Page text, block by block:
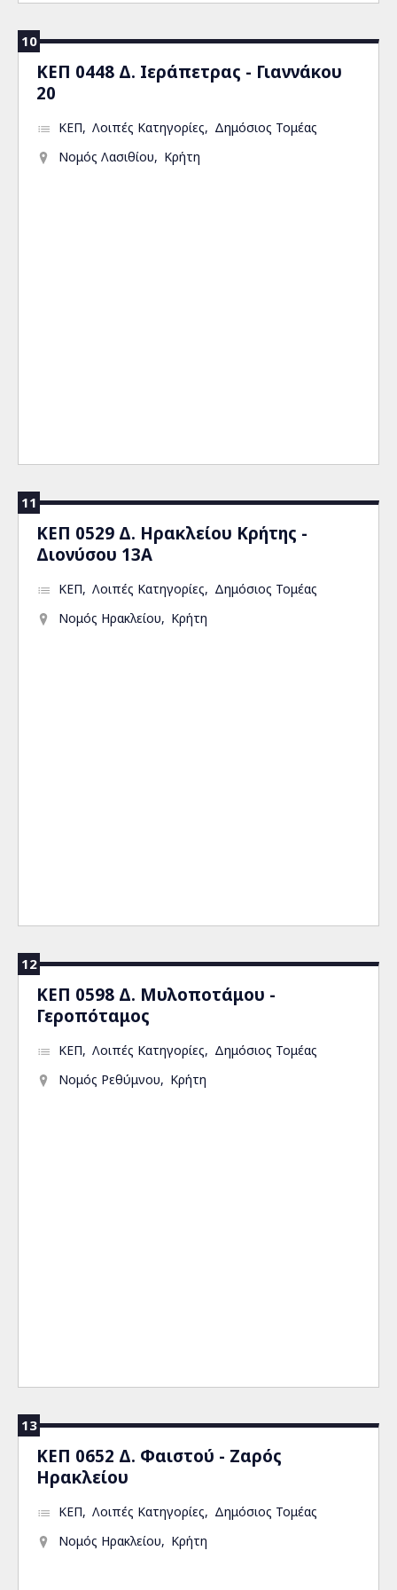
10
ΚΕΠ 0448 Δ. Ιεράπετρας - Γιαννάκου
20
ΚΕΠ Λοιπές Κατηγορίες
Δημόσιος Τομέας
Νομός Λασιθίου
Κρήτη
11
ΚΕΠ 0529 Δ. Ηρακλείου Κρήτης -
Διονύσου 13Α
ΚΕΠ Λοιπές Κατηγορίες
Δημόσιος Τομέας
Νομός Ηρακλείου
Κρήτη
12
ΚΕΠ 0598 Δ. Μυλοποτάμου -
Γεροπόταμος
ΚΕΠ Λοιπές Κατηγορίες
Δημόσιος Τομέας
Νομός Ρεθύμνου
Κρήτη
13
ΚΕΠ 0652 Δ. Φαιστού - Ζαρός
Ηρακλείου
ΚΕΠ Λοιπές Κατηγορίες
Δημόσιος Τομέας
Νομός Ηρακλείου
Κρήτη